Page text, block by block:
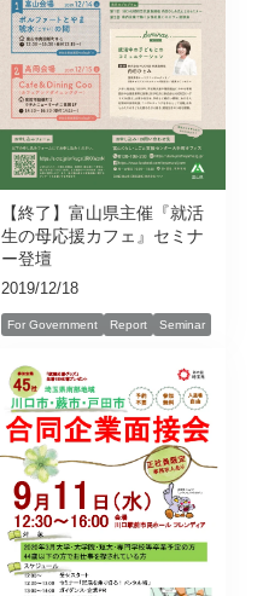
【終了】富山県主催『就活
生の母応援カフェ』セミナ
ー登壇
2019/12/18
For Government Report Seminar